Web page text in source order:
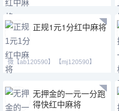
【hf420624】免带押进群
正规1元1分红中麻将
微【ab120590】 【mj120590】
【hf420624】（广东一元一
无押金的一元一分跑
得快红中麻将